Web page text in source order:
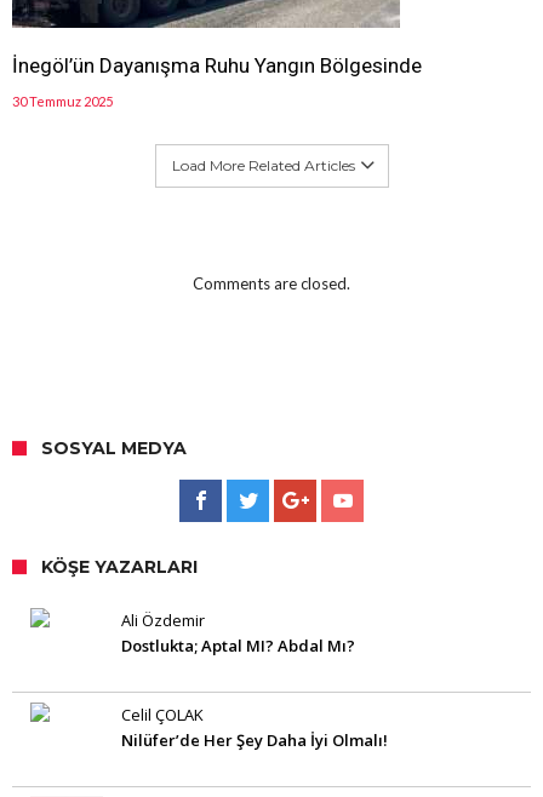
İnegöl’ün Dayanışma Ruhu Yangın Bölgesinde
30 Temmuz 2025
Load More Related Articles
Comments are closed.
SOSYAL MEDYA
KÖŞE YAZARLARI
Ali Özdemir
Dostlukta; Aptal MI? Abdal Mı?
Celil ÇOLAK
Nilüfer’de Her Şey Daha İyi Olmalı!